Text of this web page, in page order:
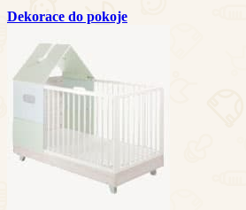
Dekorace do pokoje